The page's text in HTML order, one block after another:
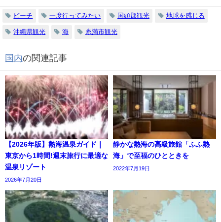
ビーチ 一度行ってみたい 国頭郡観光 地球を感じる
沖縄県観光 海 糸満市観光
国内の関連記事
【2026年版】熱海温泉ガイド｜
東京から1時間!週末旅行に最適な
温泉リゾート
2026年7月20日
静かな熱海の高級旅館「ふふ熱
海」で至福のひとときを
2022年7月19日